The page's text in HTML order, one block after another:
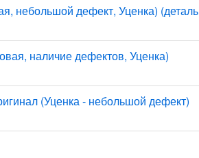
небольшой дефект, Уценка) (деталь
наличие дефектов, Уценка)
(Уценка - небольшой дефект)